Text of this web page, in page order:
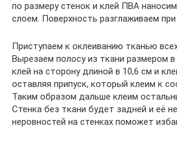
по размеру стенок и клей ПВА
слоем. Поверхность разглаживаем
Приступаем к оклеиванию тканью
Вырезаем полосу из ткани размером
клей на сторону длиной в 10,6 см и
оставляя припуск, который клеим к
Таким образом дальше клеим
Стенка без ткани будет задней и её
неровностей на стенках поможет